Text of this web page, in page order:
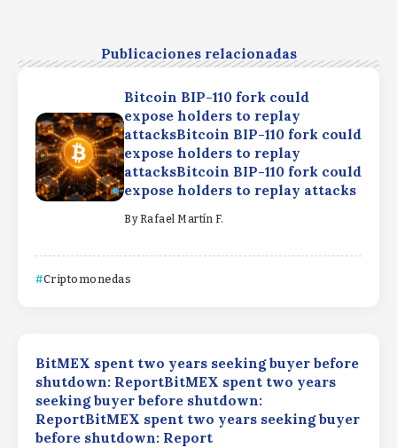
Publicaciones relacionadas
Bitcoin BIP-110 fork could
expose holders to replay
attacksBitcoin BIP-110 fork could
expose holders to replay
attacksBitcoin BIP-110 fork could
expose holders to replay attacks
By Rafael Martín F.
Criptomonedas
BitMEX spent two years seeking buyer before
shutdown: ReportBitMEX spent two years
seeking buyer before shutdown:
ReportBitMEX spent two years seeking buyer
before shutdown: Report